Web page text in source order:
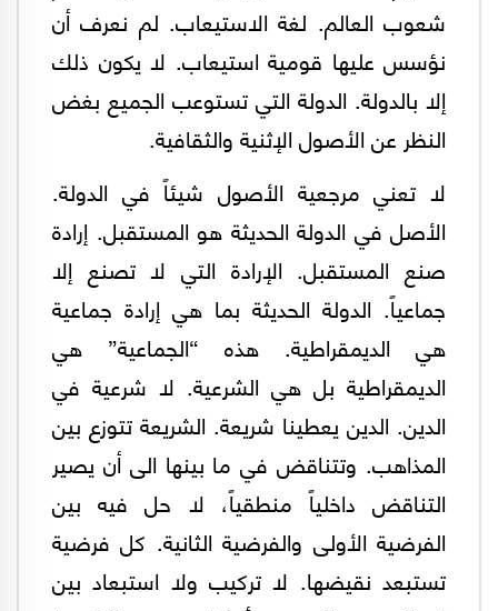
شعوب العالم. لغة الاستيعاب. لم نعرف أن
نؤسس عليها قومية استيعاب. لا يكون ذلك
إلا بالدولة. الدولة التي تستوعب الجميع بغض
النظر عن الأصول الإثنية والثقافية.
لا تعني مرجعية الأصول شيئاً في الدولة.
الأصل في الدولة الحديثة هو المستقبل. إرادة
صنع المستقبل. الإرادة التي لا تصنع إلا
جماعياً. الدولة الحديثة بما هي إرادة جماعية
هي الديمقراطية. هذه “الجماعية” هي
الديمقراطية بل هي الشرعية. لا شرعية في
الدين. الدين يعطينا شريعة. الشريعة تتوزع بين
المذاهب. وتتناقض في ما بينها الى أن يصير
التناقض داخلياً منطقياً، لا حل فيه بين
الفرضية الأولى والفرضية الثانية. كل فرضية
تستبعد نقيضها. لا تركيب ولا استبعاد بين